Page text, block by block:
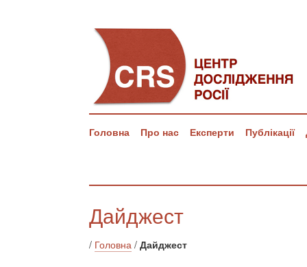
Головна Про нас Експерти Публікації
Дайджест
/ Головна / Дайджест